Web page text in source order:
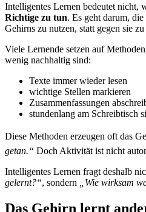
Intelligentes Lernen bedeutet nicht,
Richtige zu tun. Es geht darum,
Gehirns zu nutzen, statt gegen sie zu
Viele Lernende setzen auf
wenig nachhaltig sind:
Texte immer wieder lesen
wichtige Stellen markieren
Zusammenfassungen
stundenlang am Schreibtisch
Diese Methoden erzeugen oft das
getan.“ Doch Aktivität ist nicht
Intelligentes Lernen fragt deshalb
gelernt?“, sondern „Wie wirksam
Das Gehirn lernt